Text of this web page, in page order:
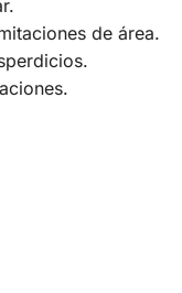
de área.